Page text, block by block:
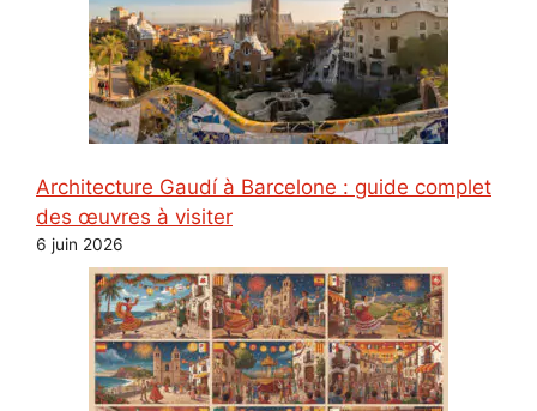
Architecture Gaudí à Barcelone : guide complet
des œuvres à visiter
6 juin 2026